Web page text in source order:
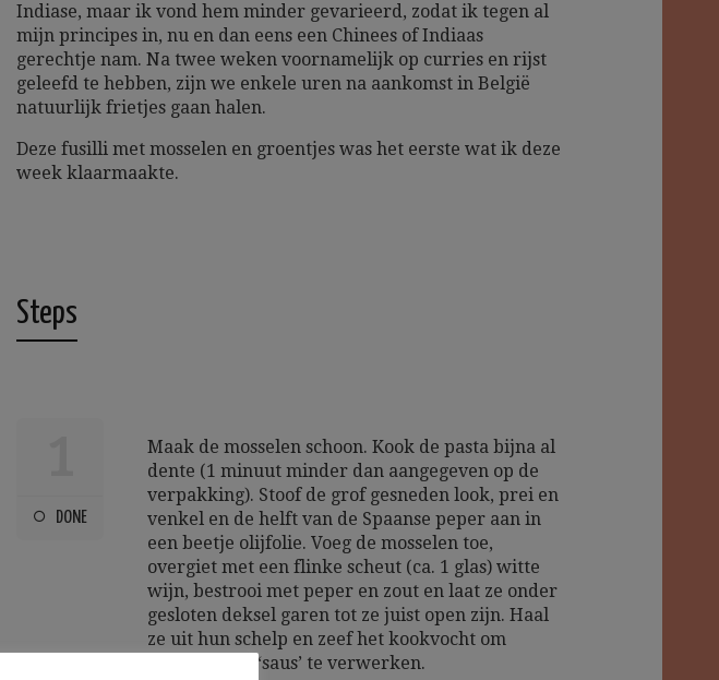
Indiase, maar ik vond hem minder gevarieerd, zodat ik tegen al
mijn principes in, nu en dan eens een Chinees of Indiaas
gerechtje nam. Na twee weken voornamelijk op curries en rijst
geleefd te hebben, zijn we enkele uren na aankomst in België
natuurlijk frietjes gaan halen.
Deze fusilli met mosselen en groentjes was het eerste wat ik deze
week klaarmaakte.
Steps
DONE
Maak de mosselen schoon. Kook de pasta bijna al
dente (1 minuut minder dan aangegeven op de
verpakking). Stoof de grof gesneden look, prei en
venkel en de helft van de Spaanse peper aan in
een beetje olijfolie. Voeg de mosselen toe,
overgiet met een flinke scheut (ca. 1 glas) witte
wijn, bestrooi met peper en zout en laat ze onder
gesloten deksel garen tot ze juist open zijn. Haal
ze uit hun schelp en zeef het kookvocht om
daarna in de ‘saus’ te verwerken.